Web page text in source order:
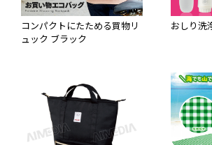
コンパクトにたためる買物リ
ュック ブラック
おしり